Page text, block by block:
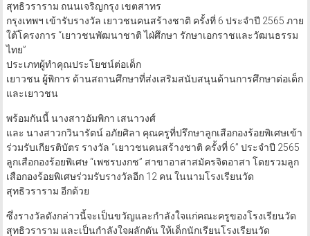
สุทธิวราราม ถนนเจริญกรุง เขตสาทร
กรุงเทพฯ เข้ารับรางวัล เยาวชนคนสร้างชาติ ครั้งที่ 6 ประจำปี 2565 ภาย
ใต้โครงการ “เยาวชนพัฒนาชาติ ไฝ่ศึกษา รักษาเอกราชและวัฒนธรรม
ไทย”
ประเภทผู้ทำคุณประโยชน์ต่อเด็ก
เยาวชน ผู้พิการ ด้านสถานศึกษาที่ส่งเสริมสนับสนุนด้านการศึกษาต่อเด็ก
และเยาวชน
พร้อมกันนี้ นางสาวอัมพิกา เสนาวงศ์
และ นางสาวกวินารัตน์ อภัยศิลา คุณครูที่ปรึกษาลูกเสือกองร้อยพิเศษเข้า
ร่วมรับเกียรติบัตร รางวัล “เยาวชนคนสร้างชาติ ครั้งที่ 6” ประจำปี 2565
ลูกเสือกองร้อยพิเศษ “เพชรบงกช” สาขาอาสาสมัครจิตอาสา โดยรวมลูก
เสือกองร้อยพิเศษร่วมรับรางวัลอีก 12 คน ในนามโรงเรียนวัด
สุทธิวราราม อีกด้วย
ซึ่งรางวัลดังกล่าวนี้จะเป็นขวัญและกำลังใจแก่คณะครูของโรงเรียนวัด
สุทธิวราราม และเป็นกำลังใจผลักดัน ให้เด็กนักเรียนโรงเรียนวัด